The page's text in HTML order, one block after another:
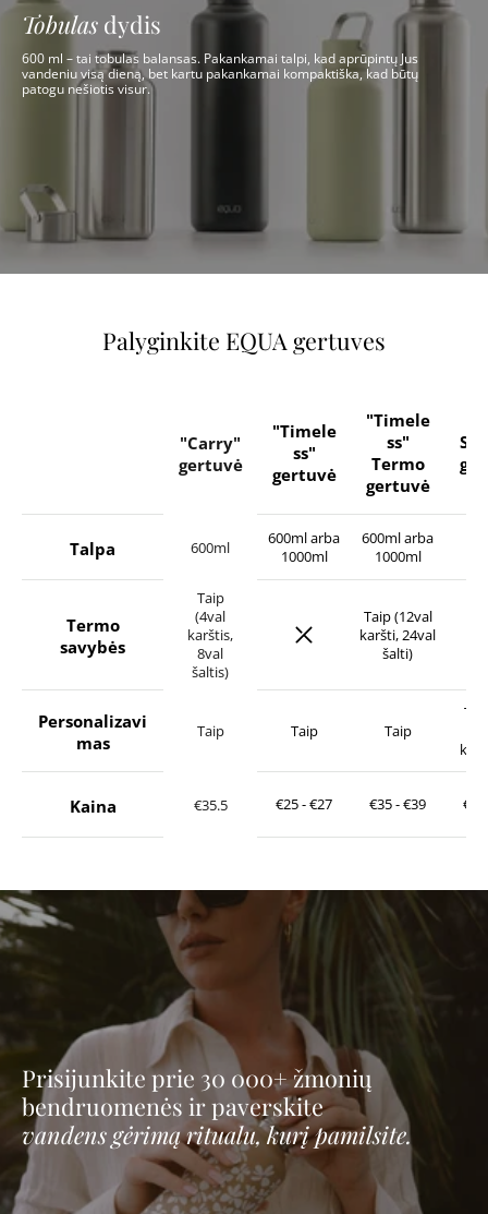
Tobulas dydis
600 ml – tai tobulas balansas. Pakankamai talpi, kad aprūpintų Jus
vandeniu visą dieną, bet kartu pakankamai kompaktiška, kad būtų
patogu nešiotis visur.
Palyginkite EQUA gertuves
"Carry"
gertuvė
"Timele
ss"
gertuvė
"Timele
ss"
Termo
gertuvė
Talpa 600ml
600ml arba
1000ml
600ml arba
1000ml
Termo
savybės
Taip
(4val
karštis,
8val
šaltis)
Taip (12val
karšti, 24val
šalti)
Personalizavi
mas
Taip Taip Taip
Kaina €35.5 €25 - €27 €35 - €39
Prisijunkite prie 30 000+ žmonių
bendruomenės ir paverskite
vandens gėrimą ritualu, kurį pamilsite.